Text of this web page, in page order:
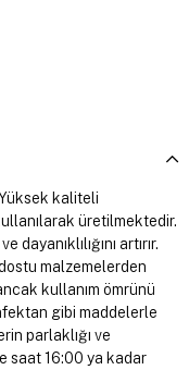
kaliteli
üretilmektedir.
artırır.
malzemelerden
kullanım ömrünü
gibi maddelerle
parlaklığı ve
saat 16:00 ya kadar